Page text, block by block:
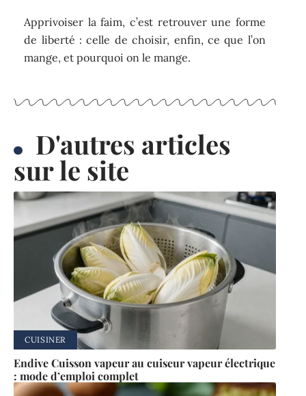
Apprivoiser la faim, c’est retrouver une forme
de liberté : celle de choisir, enfin, ce que l’on
mange, et pourquoi on le mange.
D'autres articles
sur le site
CUISINER
Endive Cuisson vapeur au cuiseur vapeur électrique
: mode d’emploi complet